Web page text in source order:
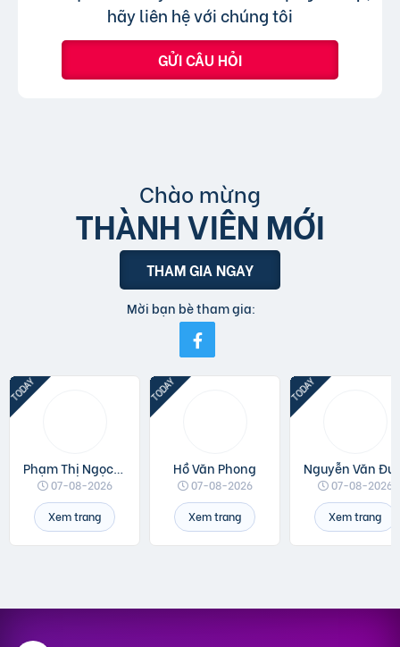
hãy liên hệ với chúng tôi
GỬI CÂU HỎI
Chào mừng
THÀNH VIÊN MỚI
THAM GIA NGAY
Mời bạn bè tham gia:
Phạm Thị Ngọc Linh
07-08-2026
Xem trang
Hồ Văn Phong
07-08-2026
Xem trang
07-08-2026
Xem trang